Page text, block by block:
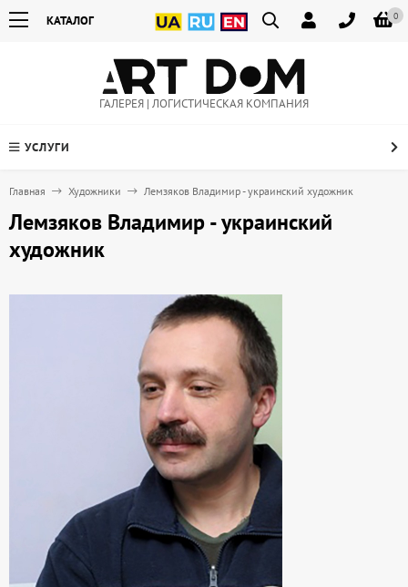
0
КАТАЛОГ
ГАЛЕРЕЯ | ЛОГИСТИЧЕСКАЯ КОМПАНИЯ
УСЛУГИ
Главная Художники Лемзяков Владимир - украинский художник
Лемзяков Владимир - украинский
художник